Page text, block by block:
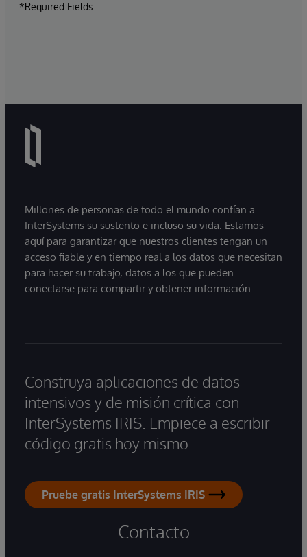
*Required Fields
Millones de personas de todo el mundo confían a
InterSystems su sustento e incluso su vida. Estamos
aquí para garantizar que nuestros clientes tengan un
acceso fiable y en tiempo real a los datos que necesitan
para hacer su trabajo, datos a los que pueden
conectarse para compartir y obtener información.
Construya aplicaciones de datos
intensivos y de misión crítica con
InterSystems IRIS. Empiece a escribir
código gratis hoy mismo.
Pruebe gratis InterSystems IRIS
Contacto